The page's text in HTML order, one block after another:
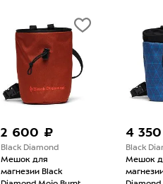
2 600 ₽
Black Diamond
Мешок для
магнезии Black
4
Black
Мешок